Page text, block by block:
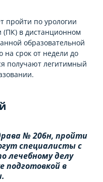
пройти по урологии
в дистанционном
образовательной
на срок от недели до
получают легитимный
№ 206н, пройти
специалисты с
лечебному делу
подготовкой в